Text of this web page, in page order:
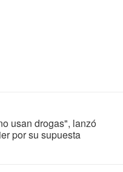
usan drogas", lanzó
por su supuesta